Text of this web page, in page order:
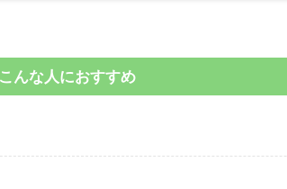
こんな人におすすめ